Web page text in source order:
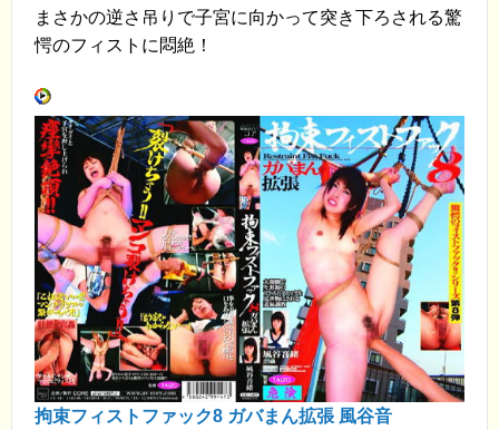
まさかの逆さ吊りで子宮に向かって突き下ろされる驚
愕のフィストに悶絶！
拘束フィストファック8 ガバまん拡張 風谷音